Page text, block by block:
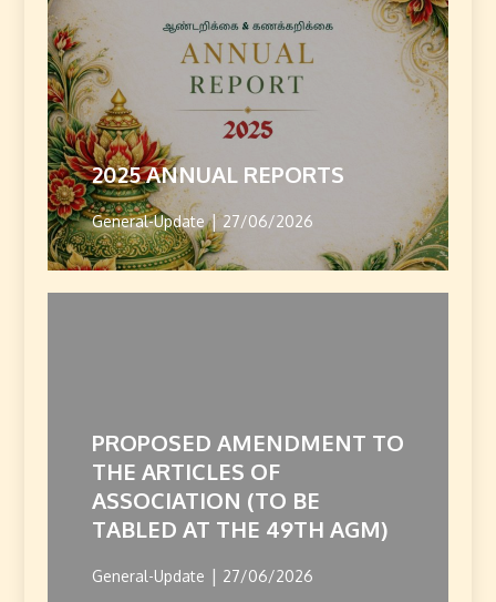
2025 ANNUAL REPORTS
General-Update 27/06/2026
PROPOSED AMENDMENT TO
THE ARTICLES OF
ASSOCIATION (TO BE
TABLED AT THE 49TH AGM)
General-Update 27/06/2026